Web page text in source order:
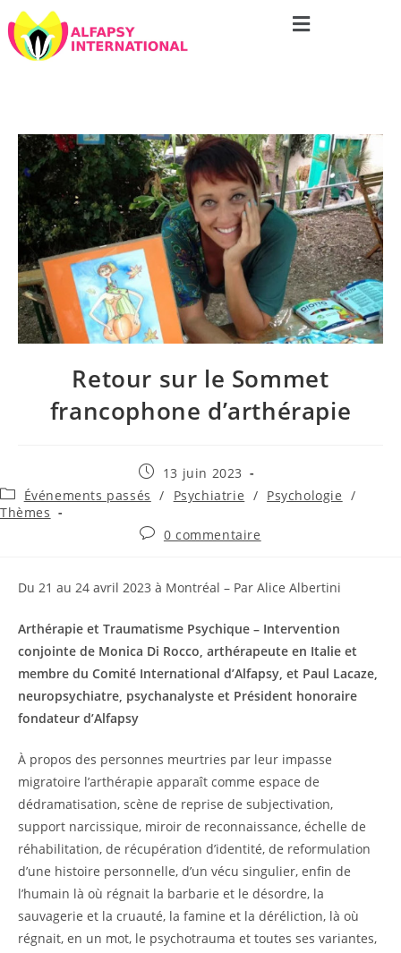
Retour sur le Sommet
francophone d’arthérapie
13 juin 2023
Événements passés
/ Psychiatrie / Psychologie /
Thèmes
0 commentaire
Du 21 au 24 avril 2023 à Montréal – Par Alice Albertini
Arthérapie et Traumatisme Psychique – Intervention
conjointe de Monica Di Rocco, arthérapeute en Italie et
membre du Comité International d’Alfapsy, et Paul Lacaze,
neuropsychiatre, psychanalyste et Président honoraire
fondateur d’Alfapsy
À propos des personnes meurtries par leur impasse
migratoire l’arthérapie apparaît comme espace de
dédramatisation, scène de reprise de subjectivation,
support narcissique, miroir de reconnaissance, échelle de
réhabilitation, de récupération d’identité, de reformulation
d’une histoire personnelle, d’un vécu singulier, enfin de
l’humain là où régnait la barbarie et le désordre, la
sauvagerie et la cruauté, la famine et la déréliction, là où
régnait, en un mot, le psychotrauma et toutes ses variantes,